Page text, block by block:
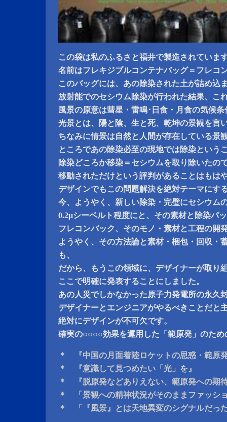
この袋は私のふるさと福井で製造されていま
名前はフレキジブルコンテナバッグ＝フレコ
このバッグには、あの除染された土が詰め込
放射能でのセシウム除染が行われた結果、こ
風景の原意は彗星・雷鳴･日食・月食の気候
光景とは、陽と陰、生と死、乾坤の景観を言
ちなみに情景は自然と人間が存在している景
ところであの除染必至の現地では除染という
除染どころか移染＝セシウムを取り除いたの
移動されただけという評判があることはもは
デザインでもこの問題解決を絶対テーマにす
今、ようやく、新しい除染・完璧にセシウム
0.2μシーベルト程度にと、その素材と除染パ
フレコンバック、そのモノ・素材と工程の開
ようやく、その方法論と素材・梱包・回収・
も、
だから、もうこの領域に、デザイナーが取り
ここで明確に発表することにしました。
あの人災でしかなかった原子力発電所の永久
デザイナーとエンジニアがやるべきことだと
絶対にデザインが不可欠です。
確実の○○○○効果を運用した「範原発」のため
＊ 『中国の月面着陸ロケットの思惑・範原
＊ 『意識して見つめたい「光」を』
＊ 『脱原発などありえない、範原発への期
＊ 「景観への精神状況がそのままファッシ
＊ 「『風景』とは天地異変のシグナルだっ